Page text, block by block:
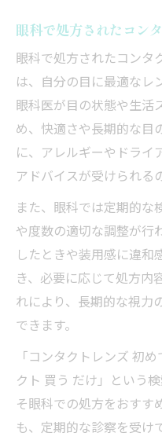
眼科で処方されたコン
眼科で処方されたコンタ
は、自分の目に最適なレ
眼科医が目の状態や生活
め、快適さや長期的な目
に、アレルギーやドライ
アドバイスが受けられる
また、眼科では定期的な
や度数の適切な調整が行
したときや装用感に違和
き、必要に応じて処方内
れにより、長期的な視力
できます。
「コンタクトレンズ 初
クト 買う だけ」という
そ眼科での処方をおすす
も、定期的な診察を受け